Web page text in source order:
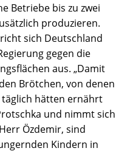
Betriebe bis zu zwei
produzieren.
sich Deutschland
gegen die
aus. „Damit
Brötchen, von denen
täglich hätten ernährt
und nimmt sich
Özdemir, sind
Kindern in